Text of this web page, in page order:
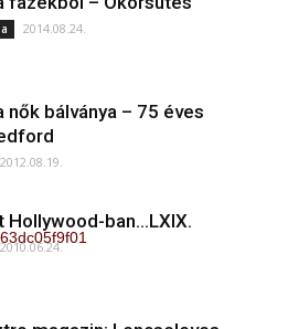
2014.08.24.
nők bálványa – 75 éves
2012.08.19.
Hollywood-ban…LXIX.
2010.06.24.